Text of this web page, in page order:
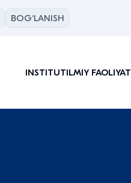
BOG‘LANISH
INSTITUTILMIY FAOLIYAT